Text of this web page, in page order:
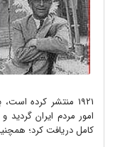
1921 منتشر کرده
امور مردم ایران گردید و
کامل دریافت کرد؛ همچنین